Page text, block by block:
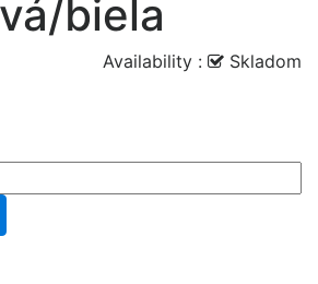
biela
Availability :
Skladom